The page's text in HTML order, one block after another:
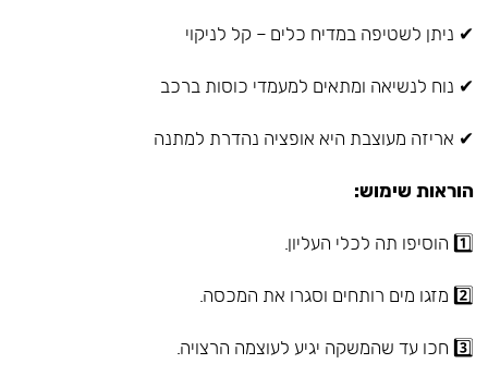
✔ ניתן לשטיפה במדיח כלים – קל לניקוי
✔ נוח לנשיאה ומתאים למעמדי כוסות ברכב
✔ אריזה מעוצבת היא אופציה נהדרת למתנה
הוראות שימוש:
1️⃣ הוסיפו תה לכלי העליון.
2️⃣ מזגו מים רותחים וסגרו את המכסה.
3️⃣ חכו עד שהמשקה יגיע לעוצמה הרצויה.